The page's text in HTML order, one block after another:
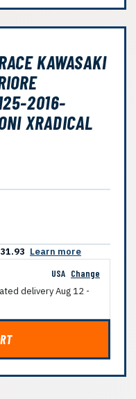
KAWASAKI
2016-
XRADICAL
Learn more
USA Change
deliveryAug 12 -